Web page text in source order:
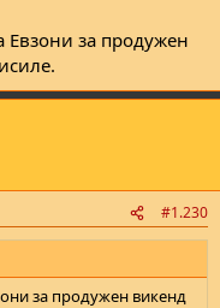
komshii vo najsranje
lugje rabotime polno
i socijaliziranje so
20 evra e nekakov
dobro, najbogati
teraat dva ili povekje
koi imaat povekje
blagodarenie na toa
se kradelo i ovie koi shto
Евзони за продужен
#1.230
за продужен викенд